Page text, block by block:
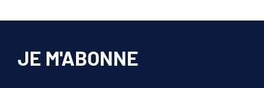
JE M'ABONNE